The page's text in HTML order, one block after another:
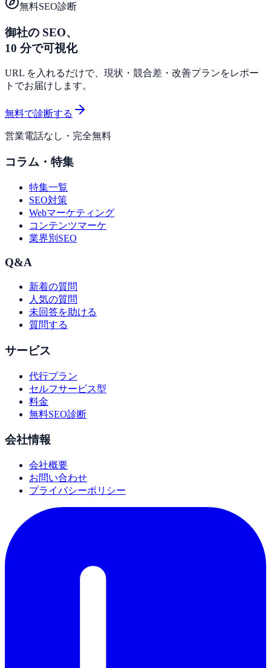
無料SEO診断
御社の SEO、
10 分で可視化
URL を入れるだけで、現状・競合差・改善プランをレポー
トでお届けします。
無料で診断する
営業電話なし・完全無料
コラム・特集
特集一覧
SEO対策
Webマーケティング
コンテンツマーケ
業界別SEO
Q&A
新着の質問
人気の質問
未回答を助ける
質問する
サービス
代行プラン
セルフサービス型
料金
無料SEO診断
会社情報
会社概要
お問い合わせ
プライバシーポリシー